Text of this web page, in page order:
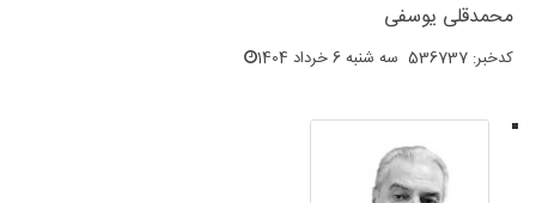
محمدقلی یوسفی
کدخبر: 536737 سه شنبه 6 خرداد 1404